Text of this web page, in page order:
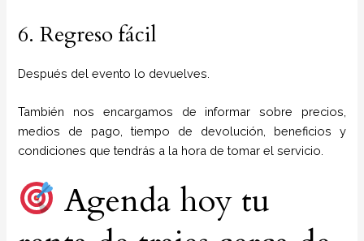
6. Regreso fácil
Después del evento lo devuelves.
También nos encargamos de informar sobre precios,
medios de pago, tiempo de devolución, beneficios y
condiciones que tendrás a la hora de tomar el servicio.
Agenda hoy tu